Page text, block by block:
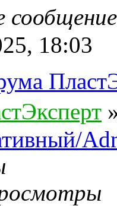
18:03